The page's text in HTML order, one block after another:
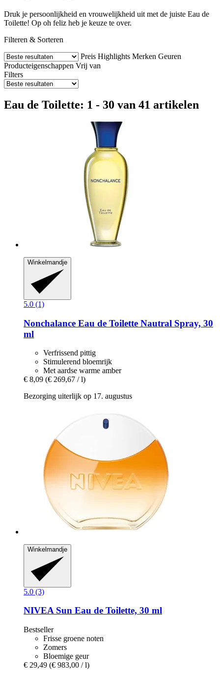
Druk je persoonlijkheid en vrouwelijkheid uit met de juiste Eau de
Toilette! Op oh feliz heb je keuze te over.
Filteren & Sorteren
Preis Highlights Merken Geuren
Producteigenschappen Vrij van
Filters
Eau de Toilette: 1 - 30 van 41 artikelen
Winkelmandje
5.0 (1)
Nonchalance Eau de Toilette Nautral Spray, 30
ml
Verfrissend pittig
Stimulerend bloemrijk
Met aardse warme amber
€ 8,09 (€ 269,67 / l)
Bezorging uiterlijk op 17. augustus
Winkelmandje
5.0 (3)
NIVEASun Eau de Toilette, 30 ml
Bestseller
Frisse groene noten
Zomers
Bloemige geur
€ 29,49 (€ 983,00 / l)